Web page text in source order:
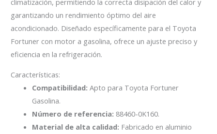
climatización, permitiendo la correcta disipación del calor y
garantizando un rendimiento óptimo del aire
acondicionado. Diseñado específicamente para el Toyota
Fortuner con motor a gasolina, ofrece un ajuste preciso y
eficiencia en la refrigeración.
Características:
Compatibilidad: Apto para Toyota Fortuner
Gasolina.
Número de referencia: 88460-0K160.
Material de alta calidad: Fabricado en aluminio